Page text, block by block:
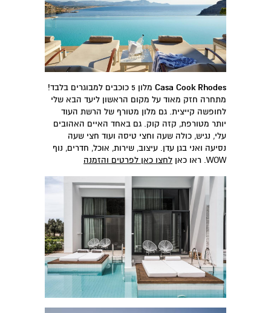
Casa Cook Rhodes
מלון 5 כוכבים למבוגרים בלבד!
מתחרה חזק מאוד על מקום הראשון ליעד הבא שלי
לחופשה קייצית. גם מלון מטורף של הרשת העוד
יותר מטורפת, קזה קוק. גם באחד האיים האהובים
עלי, נגיש, כולה שעה וחצי טיסה ועוד חצי שעה
נסיעה ואני בגן עדן. עיצוב, שירות, אוכל, חדרים, נוף
WOW. ראו כאן
לחצו כאן לפרטים והזמנה